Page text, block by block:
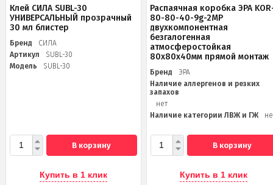
Клей СИЛА SUBL-30
УНИВЕРСАЛЬНЫЙ прозрачный
30 мл блистер
Бренд
СИЛА
Артикул
SUBL-30
Модель
SUBL-30
В корзину
Купить в 1 клик
Распаячная коробка ЭРА
80-80-40-9g-2MP
двухкомпонентная
безгалогенная
атмосферостойкая
80х80х40мм прямой монтаж
Бренд
ЭРА
Наличие аллергенов и резких
запахов
нет
Наличие категории ЛВЖ и ГЖ
В корзину
Купить в 1 клик